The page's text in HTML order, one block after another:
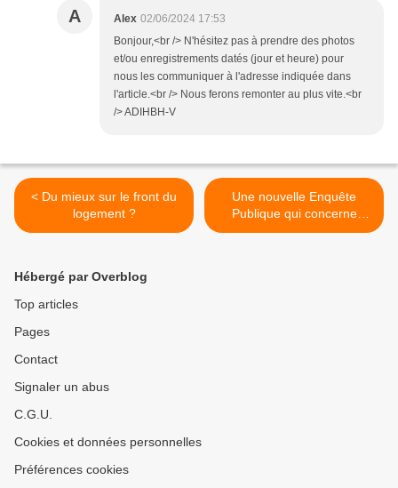
A Alex 02/06/2024 17:53
Bonjour,<br /> N'hésitez pas à prendre des photos
et/ou enregistrements datés (jour et heure) pour
nous les communiquer à l'adresse indiquée dans
l'article.<br /> Nous ferons remonter au plus vite.<br
/> ADIHBH-V
< Du mieux sur le front du
logement ?
Une nouvelle Enquête
Publique qui concerne
tou(te)s les noiséen(e)s ! >
Hébergé par Overblog
Top articles
Pages
Contact
Signaler un abus
C.G.U.
Cookies et données personnelles
Préférences cookies